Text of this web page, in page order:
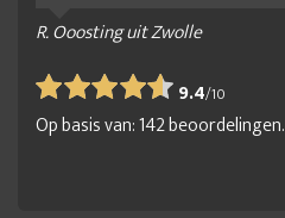
R. Ooosting uit Zwolle
9.4/10
Op basis van:142beoordelingen.